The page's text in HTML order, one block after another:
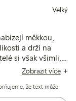
Velký
měkkou,
a drží na
si však všimli,
jsou volnější
podráždění.
Zobrazit více
že text může